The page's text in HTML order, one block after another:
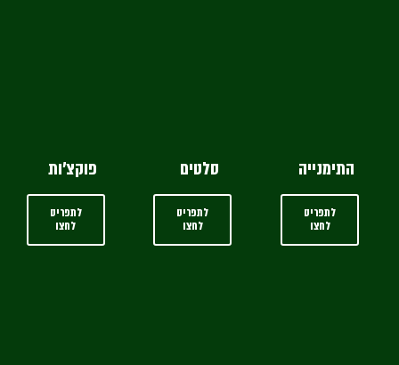
התימנייה
לתפריט
לחצו
סלטים
לתפריט
לחצו
פוקצ'ות
לתפריט
לחצו